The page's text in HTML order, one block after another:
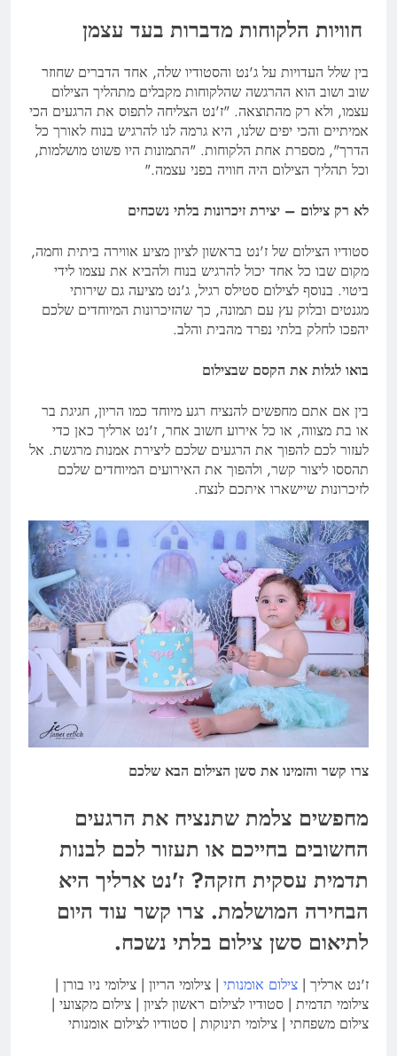
חוויות הלקוחות מדברות בעד עצמן
בין שלל העדויות על ג'נט והסטודיו שלה, אחד הדברים שחוזר
שוב ושוב הוא ההרגשה שהלקוחות מקבלים מתהליך הצילום
עצמו, ולא רק מהתוצאה. "ז'נט הצליחה לתפוס את הרגעים הכי
אמיתיים והכי יפים שלנו, היא גרמה לנו להרגיש בנוח לאורך כל
הדרך", מספרת אחת הלקוחות. "התמונות היו פשוט מושלמות,
וכל תהליך הצילום היה חוויה בפני עצמה."
לא רק צילום – יצירת זיכרונות בלתי נשכחים
סטודיו הצילום של ז'נט בראשון לציון מציע אווירה ביתית וחמה,
מקום שבו כל אחד יכול להרגיש בנוח ולהביא את עצמו לידי
ביטוי. בנוסף לצילום סטילס רגיל, ג'נט מציעה גם שירותי
מגנטים ובלוק עץ עם תמונה, כך שהזיכרונות המיוחדים שלכם
יהפכו לחלק בלתי נפרד מהבית והלב.
בואו לגלות את הקסם שבצילום
בין אם אתם מחפשים להנציח רגע מיוחד כמו הריון, חגיגת בר
או בת מצווה, או כל אירוע חשוב אחר, ז'נט ארליך כאן כדי
לעזור לכם להפוך את הרגעים שלכם ליצירת אמנות מרגשת. אל
תהססו ליצור קשר, ולהפוך את האירועים המיוחדים שלכם
לזיכרונות שיישארו איתכם לנצח.
צרו קשר והזמינו את סשן הצילום הבא שלכם
מחפשים צלמת שתנציח את הרגעים
החשובים בחייכם או תעזור לכם לבנות
תדמית עסקית חזקה? ז'נט ארליך היא
הבחירה המושלמת. צרו קשר עוד היום
לתיאום סשן צילום בלתי נשכח.
ז'נט ארליך | צילום אומנותי | צילומי הריון | צילומי ניו בורן |
צילומי תדמית | סטודיו לצילום ראשון לציון | צילום מקצועי |
צילום משפחתי | צילומי תינוקות | סטודיו לצילום אומנותי